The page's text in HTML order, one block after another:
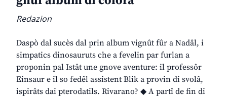
Redazion
Daspò dal sucès dal prin album vignût fûr a Nadâl, i
simpatics dinosauruts che a fevelin par furlan a
proponin pal Istât une gnove aventure: il professôr
Einsaur e il so fedêl assistent Blik a provin di svolâ,
ispirâts dai pterodatils. Rivarano? ◆ A partî de fin di